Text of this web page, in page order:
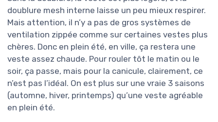
doublure mesh interne laisse un peu mieux respirer.
Mais attention, il n’y a pas de gros systèmes de
ventilation zippée comme sur certaines vestes plus
chères. Donc en plein été, en ville, ça restera une
veste assez chaude. Pour rouler tôt le matin ou le
soir, ça passe, mais pour la canicule, clairement, ce
n’est pas l’idéal. On est plus sur une vraie 3 saisons
(automne, hiver, printemps) qu’une veste agréable
en plein été.